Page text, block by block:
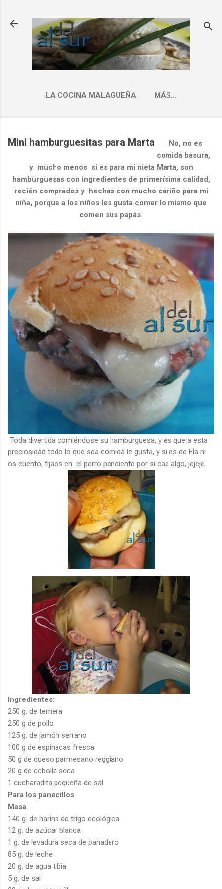
LA COCINA MALAGUEÑA MÁS…
INDICE RECETAS
Mini hamburguesitas para Marta
No, no es
comida basura,
y mucho menos si es para mi nieta Marta, son
hamburguesas con ingredientes de primerísima calidad,
recién comprados y hechas con mucho cariño para mi
niña, porque a los niños les gusta comer lo mismo que
comen sus papás.
Toda divertida comiéndose su hamburguesa, y es que a esta
preciosidad todo lo que sea comida le gusta, y si es de Ela ni
os cuento, fijaos en el perro pendiente por si cae algo, jejeje.
Ingredientes:
250 g. de ternera
250 g de pollo
125 g. de jamón serrano
100 g de espinacas fresca
50 g de queso parmesano reggiano
20 g de cebolla seca
1 cucharadita pequeña de sal
Para los panecillos
Masa
140 g. de harina de trigo ecológica
12 g. de azúcar blanca
1 g. de levadura seca de panadero
85 g. de leche
20 g. de agua tibia
5 g. de sal